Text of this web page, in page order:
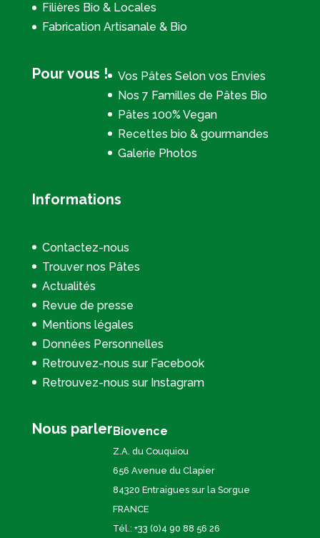
Filières Bio & Locales
Fabrication Artisanale & Bio
Pour vous !
Vos Pâtes Selon vos Envies
Nos 7 Familles de Pâtes Bio
Pâtes 100% Vegan
Recettes bio & gourmandes
Galerie Photos
Informations
Contactez-nous
Trouver nos Pâtes
Actualités
Revue de presse
Mentions légales
Données Personnelles
Retrouvez-nous sur Facebook
Retrouvez-nous sur Instagram
Nous parlerBiovence
Z.A. du Couquiou
656 Avenue du Clapier
84320 Entraigues sur la Sorgue
FRANCE
Tél.: +33 (0)4 90 88 56 26